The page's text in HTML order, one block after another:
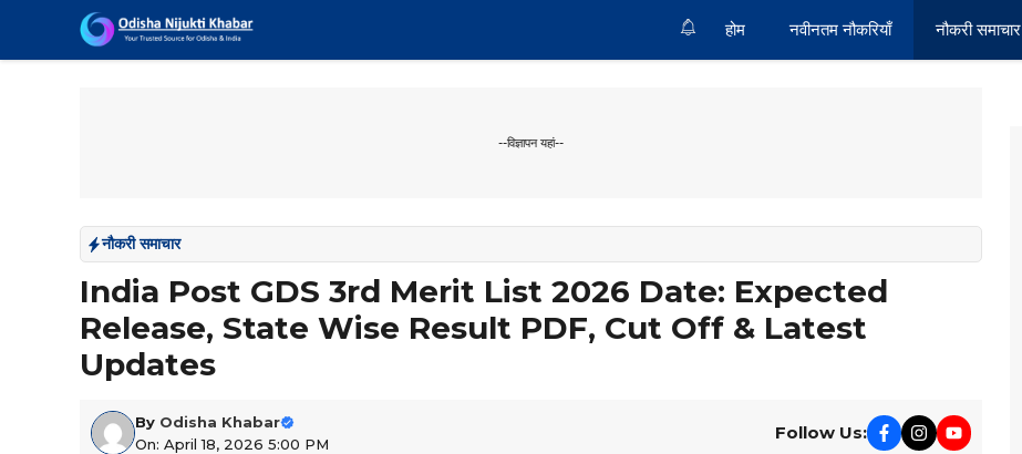
content
होम नवीनतम नौकरियाँ नौकरी समाचार
--विज्ञापन यहां--
नौकरी समाचार
India Post GDS 3rd Merit List 2026 Date: Expected
Release, State Wise Result PDF, Cut Off & Latest
Updates
By Odisha Khabar
On: April 18, 2026 5:00 PM
Follow Us: